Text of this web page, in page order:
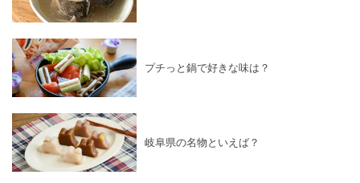
プチっと鍋で好きな味は？
岐阜県の名物といえば？